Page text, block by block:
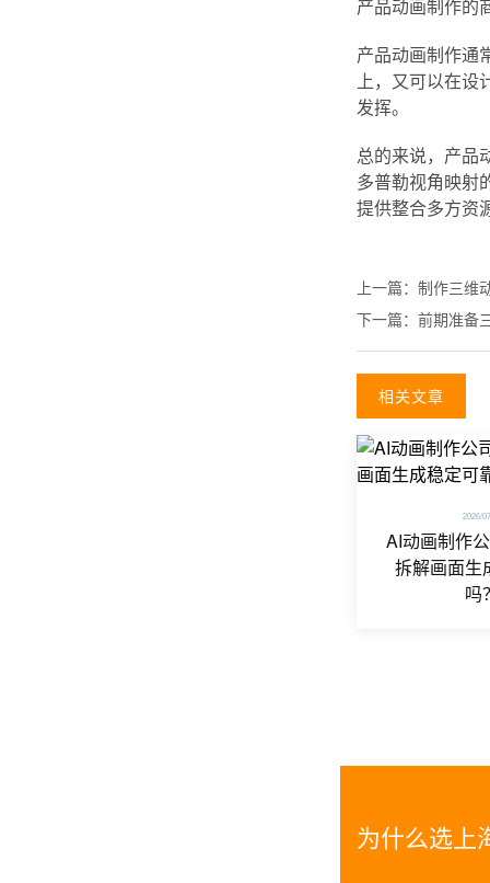
产品动画制作的
产品动画制作通
上，又可以在设
发挥。
总的来说，产品
多普勒视角映射
提供整合多方资
上一篇： 制作三维
下一篇： 前期准备
相关文章
2026/
AI动画制作
拆解画面生
吗
为什么选上